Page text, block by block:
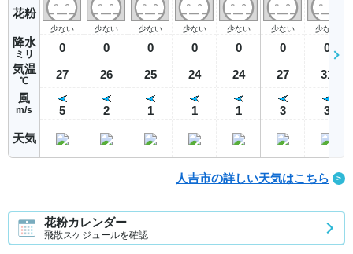
花粉
降水
ミリ
気温
℃
風
m/s
天気
少ない
0
27
5
少ない
0
26
2
少ない
0
25
1
少ない
0
24
1
少ない
0
24
1
少ない
0
27
3
少ない
0
31
3
人吉市の詳しい天気はこちら
花粉カレンダー
飛散スケジュールを確認